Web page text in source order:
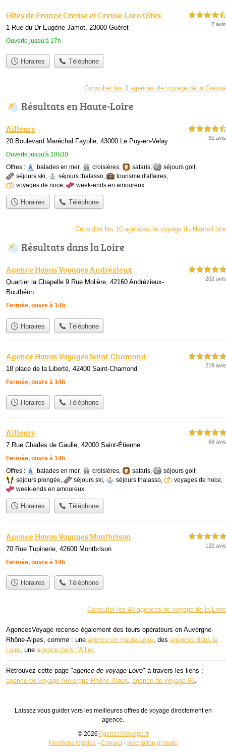
Gîtes de France Creuse et Creuse Loca'Gîtes
1 Rue du Dr Eugène Jamot, 23000 Guéret
Ouverte jusqu'à 17h
4,5 étoiles sur 5
7 avis
Horaires Téléphone
Consulter les 3 agences de voyage de la Creuse
Résultats en Haute-Loire
Ailleurs
20 Boulevard Maréchal Fayolle, 43000 Le Puy-en-Velay
Ouverte jusqu'à 18h30
4,5 étoiles sur 5
31 avis
Offres : balades en mer, croisières, safaris, séjours golf,
séjours ski, séjours thalasso, tourisme d'affaires,
voyages de noce, week-ends en amoureux
Horaires Téléphone
Consulter les 10 agences de voyage du Haute-Loire
Résultats dans la Loire
Agence Havas Voyages Andrézieux
Quartier la Chapelle 9 Rue Molière, 42160 Andrézieux-
Bouthéon
Fermée, ouvre à 14h
5,0 étoiles sur 5
202 avis
Horaires Téléphone
Agence Havas Voyages Saint-Chamond
18 place de la Liberté, 42400 Saint-Chamond
Fermée, ouvre à 14h
5,0 étoiles sur 5
219 avis
Horaires Téléphone
Ailleurs
7 Rue Charles de Gaulle, 42000 Saint-Étienne
Fermée, ouvre à 14h
5,0 étoiles sur 5
68 avis
Offres : balades en mer, croisières, safaris, séjours golf,
séjours plongée, séjours ski, séjours thalasso, voyages de noce,
week-ends en amoureux
Horaires Téléphone
Agence Havas Voyages Montbrison
70 Rue Tupinerie, 42600 Montbrison
Fermée, ouvre à 14h
5,0 étoiles sur 5
122 avis
Horaires Téléphone
Consulter les 40 agences de voyage de la Loire
AgencesVoyage recense également des tours opérateurs en Auvergne-
Rhône-Alpes, comme : une agence en Haute-Loire , des agences dans la
Loire , une agence dans l'Allier.
Retrouvez cette page "agence de voyage Loire" à travers les liens :
agence de voyage Auvergne-Rhône-Alpes agence de voyage 63
Laissez vous guider vers les meilleures offres de voyage directement en
agence.
© 2026 AgencesVoyage.fr
Mentions légales- Contact- Inscription gratuite